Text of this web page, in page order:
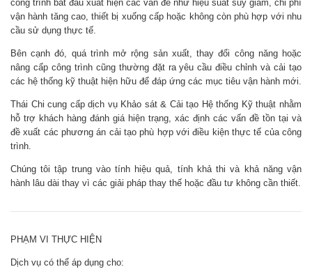
công trình bắt đầu xuất hiện các vấn đề như hiệu suất suy giảm, chi phí
vận hành tăng cao, thiết bị xuống cấp hoặc không còn phù hợp với nhu
cầu sử dụng thực tế.
Bên cạnh đó, quá trình mở rộng sản xuất, thay đổi công năng hoặc
nâng cấp công trình cũng thường đặt ra yêu cầu điều chỉnh và cải tạo
các hệ thống kỹ thuật hiện hữu để đáp ứng các mục tiêu vận hành mới.
Thái Chi cung cấp dịch vụ Khảo sát & Cải tạo Hệ thống Kỹ thuật nhằm
hỗ trợ khách hàng đánh giá hiện trạng, xác định các vấn đề tồn tại và
đề xuất các phương án cải tạo phù hợp với điều kiện thực tế của công
trình.
Chúng tôi tập trung vào tính hiệu quả, tính khả thi và khả năng vận
hành lâu dài thay vì các giải pháp thay thế hoặc đầu tư không cần thiết.
PHẠM VI THỰC HIỆN
Dịch vụ có thể áp dụng cho: